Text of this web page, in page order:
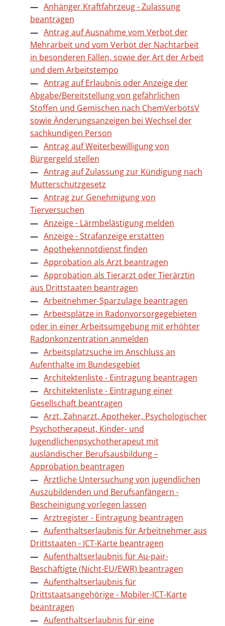
Anhänger Kraftfahrzeug - Zulassung
beantragen
Antrag auf Ausnahme vom Verbot der
Mehrarbeit und vom Verbot der Nachtarbeit
in besonderen Fällen, sowie der Art der Arbeit
und dem Arbeitstempo
Antrag auf Erlaubnis oder Anzeige der
Abgabe/Bereitstellung von gefährlichen
Stoffen und Gemischen nach ChemVerbotsV
sowie Änderungsanzeigen bei Wechsel der
sachkundigen Person
Antrag auf Weiterbewilligung von
Bürgergeld stellen
Antrag auf Zulassung zur Kündigung nach
Mutterschutzgesetz
Antrag zur Genehmigung von
Tierversuchen
Anzeige - Lärmbelästigung melden
Anzeige - Strafanzeige erstatten
Apothekennotdienst finden
Approbation als Arzt beantragen
Approbation als Tierarzt oder Tierärztin
aus Drittstaaten beantragen
Arbeitnehmer-Sparzulage beantragen
Arbeitsplätze in Radonvorsorgegebieten
oder in einer Arbeitsumgebung mit erhöhter
Radonkonzentration anmelden
Arbeitsplatzsuche im Anschluss an
Aufenthalte im Bundesgebiet
Architektenliste - Eintragung beantragen
Architektenliste - Eintragung einer
Gesellschaft beantragen
Arzt, Zahnarzt, Apotheker, Psychologischer
Psychotherapeut, Kinder- und
Jugendlichenpsychotherapeut mit
ausländischer Berufsausbildung –
Approbation beantragen
Ärztliche Untersuchung von jugendlichen
Auszubildenden und Berufsanfängern -
Bescheinigung vorlegen lassen
Arztregister - Eintragung beantragen
Aufenthaltserlaubnis für Arbeitnehmer aus
Drittstaaten - ICT-Karte beantragen
Aufenthaltserlaubnis für Au-pair-
Beschäftigte (Nicht-EU/EWR) beantragen
Aufenthaltserlaubnis für
Drittstaatsangehörige - Mobiler-ICT-Karte
beantragen
Aufenthaltserlaubnis für eine